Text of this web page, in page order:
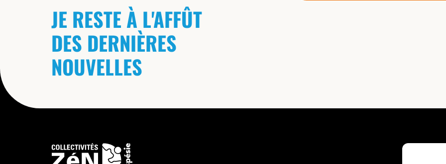
JE RESTE À L'AFFÛT
DES DERNIÈRES
NOUVELLES